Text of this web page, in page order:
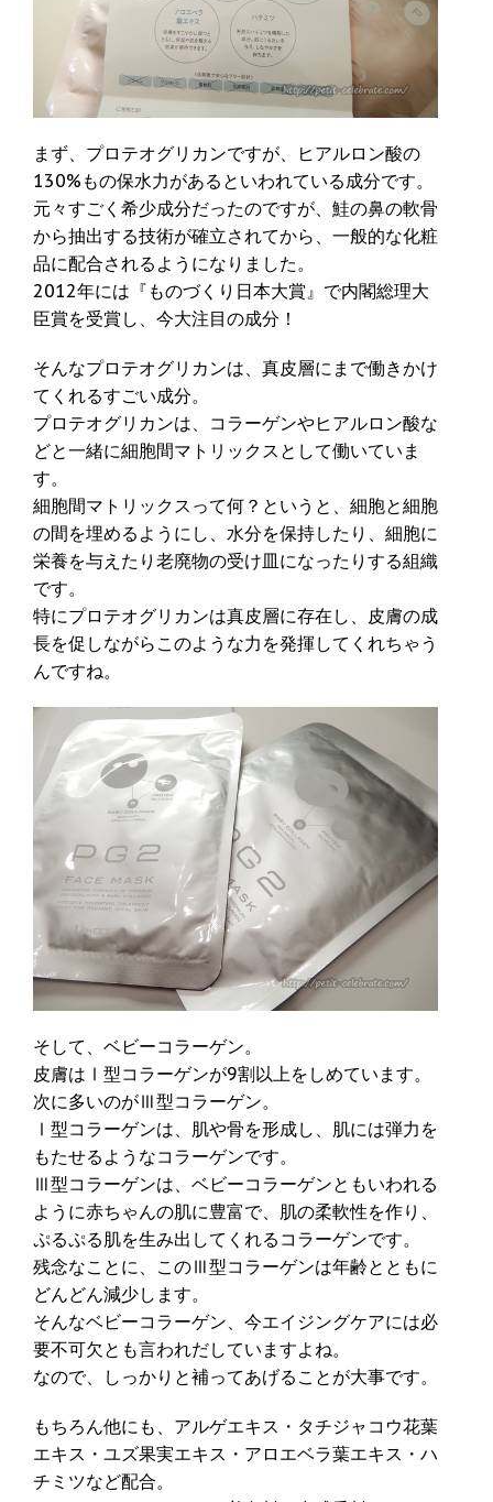
まず、プロテオグリカンですが、ヒアルロン酸の
130%もの保水力があるといわれている成分です。
元々すごく希少成分だったのですが、鮭の鼻の軟骨
から抽出する技術が確立されてから、一般的な化粧
品に配合されるようになりました。
2012年には『ものづくり日本大賞』で内閣総理大
臣賞を受賞し、今大注目の成分！
そんなプロテオグリカンは、真皮層にまで働きかけ
てくれるすごい成分。
プロテオグリカンは、コラーゲンやヒアルロン酸な
どと一緒に細胞間マトリックスとして働いていま
す。
細胞間マトリックスって何？というと、細胞と細胞
の間を埋めるようにし、水分を保持したり、細胞に
栄養を与えたり老廃物の受け皿になったりする組織
です。
特にプロテオグリカンは真皮層に存在し、皮膚の成
長を促しながらこのような力を発揮してくれちゃう
んですね。
そして、ベビーコラーゲン。
皮膚はⅠ型コラーゲンが9割以上をしめています。
次に多いのがⅢ型コラーゲン。
Ⅰ型コラーゲンは、肌や骨を形成し、肌には弾力を
もたせるようなコラーゲンです。
Ⅲ型コラーゲンは、ベビーコラーゲンともいわれる
ように赤ちゃんの肌に豊富で、肌の柔軟性を作り、
ぷるぷる肌を生み出してくれるコラーゲンです。
残念なことに、このⅢ型コラーゲンは年齢とともに
どんどん減少します。
そんなベビーコラーゲン、今エイジングケアには必
要不可欠とも言われだしていますよね。
なので、しっかりと補ってあげることが大事です。
もちろん他にも、アルゲエキス・タチジャコウ花葉
エキス・ユズ果実エキス・アロエベラ葉エキス・ハ
チミツなど配合。